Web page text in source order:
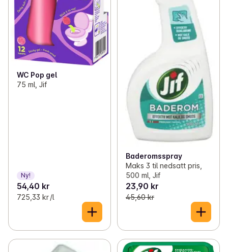
WC Pop gel
75 ml, Jif
Ny!
54,40 kr
725,33 kr /l
Baderomsspray
Maks 3 til nedsatt pris,
500 ml, Jif
23,90 kr
45,60 kr